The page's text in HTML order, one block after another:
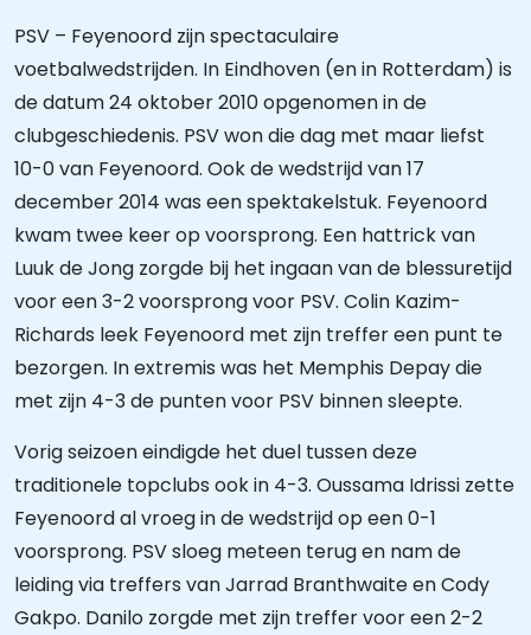
PSV – Feyenoord zijn spectaculaire
voetbalwedstrijden. In Eindhoven (en in Rotterdam) is
de datum 24 oktober 2010 opgenomen in de
clubgeschiedenis. PSV won die dag met maar liefst
10-0 van Feyenoord. Ook de wedstrijd van 17
december 2014 was een spektakelstuk. Feyenoord
kwam twee keer op voorsprong. Een hattrick van
Luuk de Jong zorgde bij het ingaan van de blessuretijd
voor een 3-2 voorsprong voor PSV. Colin Kazim-
Richards leek Feyenoord met zijn treffer een punt te
bezorgen. In extremis was het Memphis Depay die
met zijn 4-3 de punten voor PSV binnen sleepte.
Vorig seizoen eindigde het duel tussen deze
traditionele topclubs ook in 4-3. Oussama Idrissi zette
Feyenoord al vroeg in de wedstrijd op een 0-1
voorsprong. PSV sloeg meteen terug en nam de
leiding via treffers van Jarrad Branthwaite en Cody
Gakpo. Danilo zorgde met zijn treffer voor een 2-2